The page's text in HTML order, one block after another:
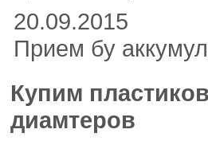
20.09.2015
Прием бу
Купим
диамтеров